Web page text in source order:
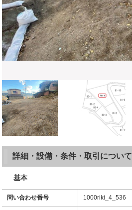
詳細・設備・条件・取引について
基本
問い合わせ番号 1000riki_4_536